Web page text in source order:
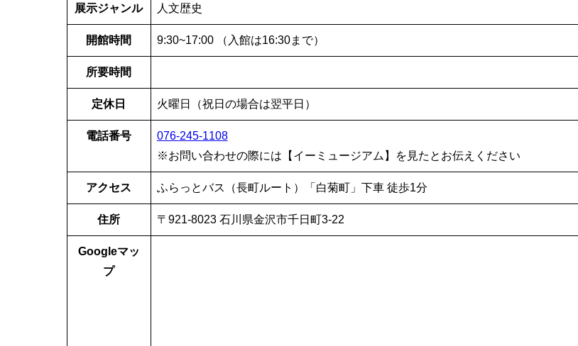
展示ジャンル 人文歴史
開館時間 9:30~17:00 （入館は16:30まで）
所要時間
定休日 火曜日（祝日の場合は翌平日）
電話番号
076-245-1108
※お問い合わせの際には【イーミュージアム】を見たとお伝えください
アクセス ふらっとバス（長町ルート）「白菊町」下車 徒歩1分
住所 〒921-8023 石川県金沢市千日町3-22
Googleマッ
プ